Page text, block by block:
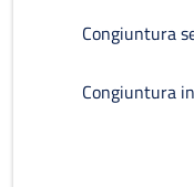
Congiuntura
Congiuntura